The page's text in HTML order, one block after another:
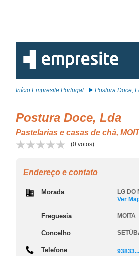
Início Empresite Portugal Postura Doce,
Postura Doce, Lda
Pastelarias e casas de chá,
(0 votos)
Endereço e contato
Morada LG DO
Ver
Freguesia MOITA
Concelho
Telefone 93833...